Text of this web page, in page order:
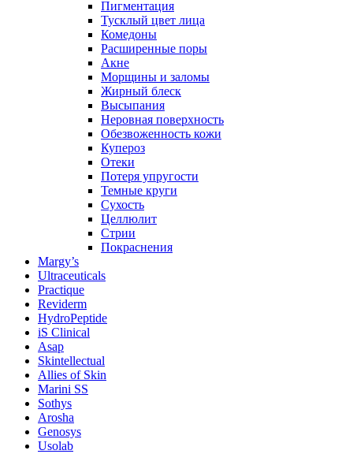
Пигментация
Тусклый цвет лица
Комедоны
Расширенные поры
Акне
Морщины и заломы
Жирный блеск
Высыпания
Неровная поверхность
Обезвоженность кожи
Купероз
Отеки
Потеря упругости
Темные круги
Сухость
Целлюлит
Стрии
Покраснения
Margy’s
Ultraceuticals
Practique
Reviderm
HydroPeptide
iS Clinical
Asap
Skintellectual
Allies of Skin
Marini SS
Sothys
Arosha
Genosys
Usolab